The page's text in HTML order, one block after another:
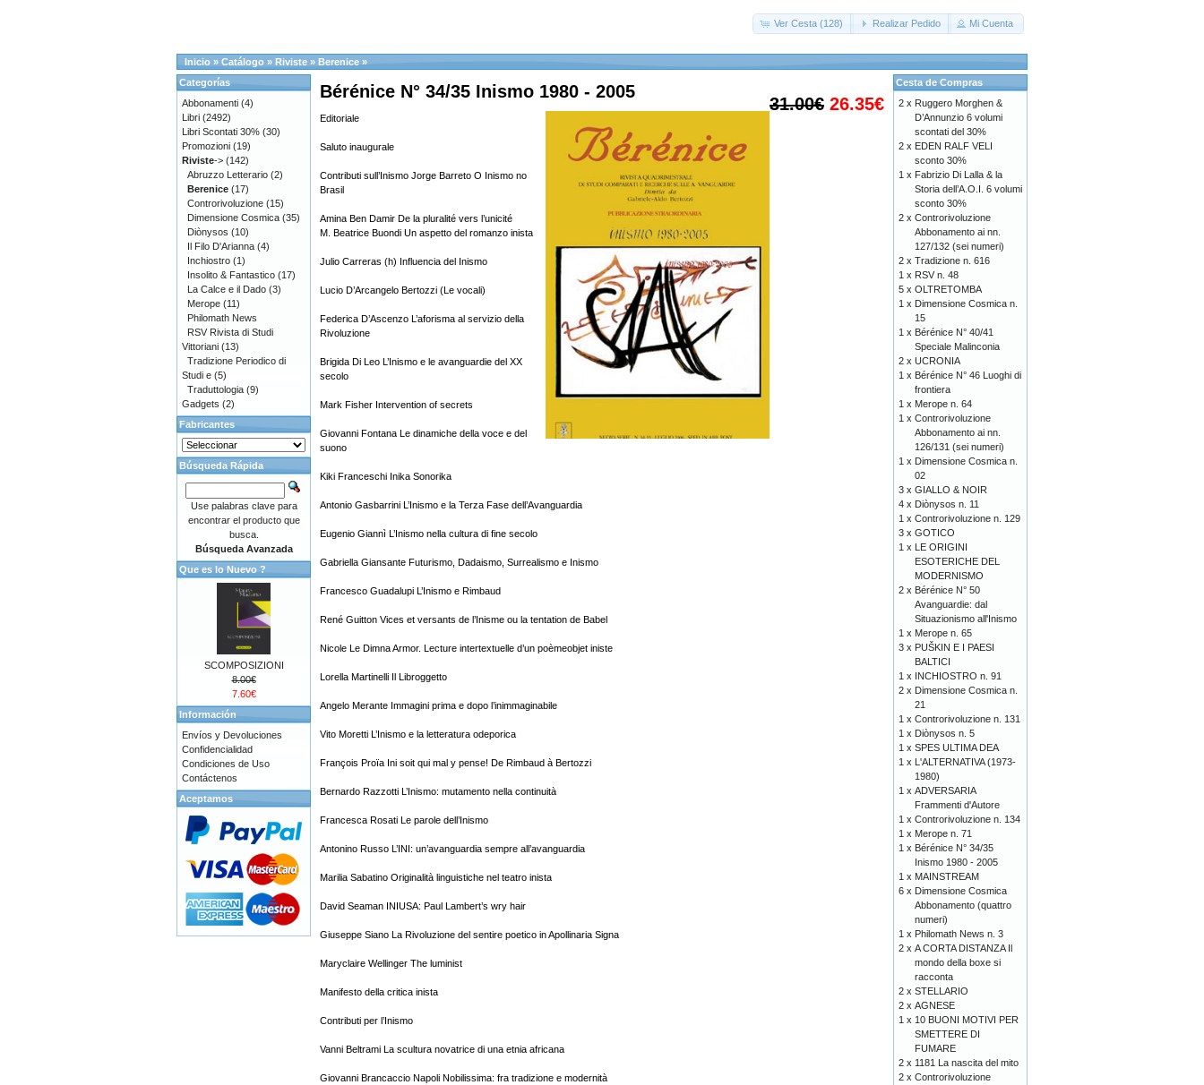
Ver Cesta (128) Realizar Pedido Mi Cuenta
Inicio » Catálogo » Riviste » Berenice »
31.00€ 26.35€
Bérénice N° 34/35 Inismo 1980 - 2005
Editoriale
Saluto inaugurale
Contributi sull’Inismo Jorge Barreto O Inismo no
Brasil
Amina Ben Damir De la pluralité vers l’unicité
M. Beatrice Buondi Un aspetto del romanzo inista
Julio Carreras (h) Influencia del Inismo
Lucio D’Arcangelo Bertozzi (Le vocali)
Federica D’Ascenzo L’aforisma al servizio della
Rivoluzione
Brigida Di Leo L’Inismo e le avanguardie del XX
secolo
Mark Fisher Intervention of secrets
Giovanni Fontana Le dinamiche della voce e del
suono
Kiki Franceschi Inika Sonorika
Antonio Gasbarrini L’Inismo e la Terza Fase dell’Avanguardia
Eugenio Giannì L’Inismo nella cultura di fine secolo
Gabriella Giansante Futurismo, Dadaismo, Surrealismo e Inismo
Francesco Guadalupi L’Inismo e Rimbaud
René Guitton Vices et versants de l’Inisme ou la tentation de Babel
Nicole Le Dimna Armor. Lecture intertextuelle d’un poèmeobjet iniste
Lorella Martinelli Il Libroggetto
Angelo Merante Immagini prima e dopo l’inimmaginabile
Vito Moretti L’Inismo e la letteratura odeporica
François Proïa Ini soit qui mal y pense! De Rimbaud à Bertozzi
Bernardo Razzotti L’Inismo: mutamento nella continuità
Francesca Rosati Le parole dell’Inismo
Antonino Russo L’INI: un’avanguardia sempre all’avanguardia
Marilia Sabatino Originalità linguistiche nel teatro inista
David Seaman INIUSA: Paul Lambert’s wry hair
Giuseppe Siano La Rivoluzione del sentire poetico in Apollinaria Signa
Maryclaire Wellinger The luminist
Manifesto della critica inista
Contributi per l’Inismo
Vanni Beltrami La scultura novatrice di una etnia africana
Giovanni Brancaccio Napoli Nobilissima: fra tradizione e modernità
Categorías
Abbonamenti (4)
Libri (2492)
Libri Scontati 30% (30)
Promozioni (19)
Riviste-> (142)
Abruzzo Letterario (2)
Berenice (17)
Controrivoluzione (15)
Dimensione Cosmica (35)
Diònysos (10)
Il Filo D'Arianna (4)
Inchiostro (1)
Insolito & Fantastico (17)
La Calce e il Dado (3)
Merope (11)
Philomath News
RSV Rivista di Studi
Vittoriani (13)
Tradizione Periodico di
Studi e (5)
Traduttologia (9)
Gadgets (2)
Fabricantes
Búsqueda Rápida
Use palabras clave para
encontrar el producto que
busca.
Búsqueda Avanzada
Que es lo Nuevo ?
SCOMPOSIZIONI
8.00€
7.60€
Información
Envíos y Devoluciones
Confidencialidad
Condiciones de Uso
Contáctenos
Aceptamos
Cesta de Compras
2 x Ruggero Morghen &
D’Annunzio 6 volumi
scontati del 30%
2 x EDEN RALF VELI
sconto 30%
1 x Fabrizio Di Lalla & la
Storia dell’A.O.I. 6 volumi
sconto 30%
2 x Controrivoluzione
Abbonamento ai nn.
127/132 (sei numeri)
2 x Tradizione n. 616
1 x RSV n. 48
5 x OLTRETOMBA
1 x Dimensione Cosmica n.
15
1 x Bérénice N° 40/41
Speciale Malinconia
2 x UCRONIA
1 x Bérénice N° 46 Luoghi di
frontiera
1 x Merope n. 64
1 x Controrivoluzione
Abbonamento ai nn.
126/131 (sei numeri)
1 x Dimensione Cosmica n.
02
3 x GIALLO & NOIR
4 x Diònysos n. 11
1 x Controrivoluzione n. 129
3 x GOTICO
1 x LE ORIGINI
ESOTERICHE DEL
MODERNISMO
2 x Bérénice N° 50
Avanguardie: dal
Situazionismo all'Inismo
1 x Merope n. 65
3 x PUŠKIN E I PAESI
BALTICI
1 x INCHIOSTRO n. 91
2 x Dimensione Cosmica n.
21
1 x Controrivoluzione n. 131
1 x Diònysos n. 5
1 x SPES ULTIMA DEA
1 x L'ALTERNATIVA (1973-
1980)
1 x ADVERSARIA
Frammenti d'Autore
1 x Controrivoluzione n. 134
1 x Merope n. 71
1 x Bérénice N° 34/35
Inismo 1980 - 2005
1 x MAINSTREAM
6 x Dimensione Cosmica
Abbonamento (quattro
numeri)
1 x Philomath News n. 3
2 x A CORTA DISTANZA Il
mondo della boxe si
racconta
2 x STELLARIO
2 x AGNESE
1 x 10 BUONI MOTIVI PER
SMETTERE DI
FUMARE
2 x 1181 La nascita del mito
2 x Controrivoluzione